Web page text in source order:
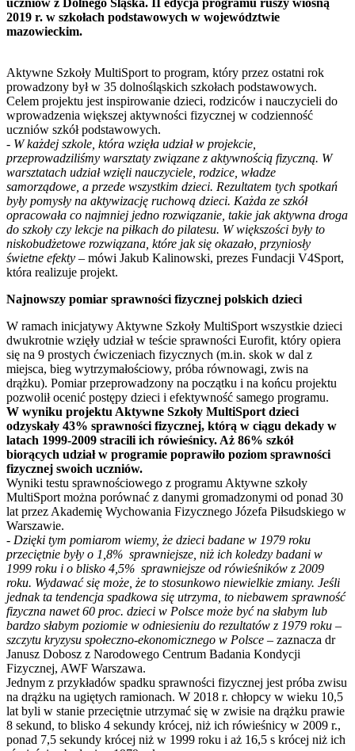
2019 r. w szkołach podstawowych w województwie
mazowieckim.
Aktywne Szkoły MultiSport to program, który przez ostatni rok
prowadzony był w 35 dolnośląskich szkołach podstawowych.
Celem projektu jest inspirowanie dzieci, rodziców i nauczycieli do
wprowadzenia większej aktywności fizycznej w codzienność
uczniów szkół podstawowych.
- W każdej szkole, która wzięła udział w projekcie,
przeprowadziliśmy warsztaty związane z aktywnością fizyczną. W
warsztatach udział wzięli nauczyciele, rodzice, władze
samorządowe, a przede wszystkim dzieci. Rezultatem tych spotkań
były pomysły na aktywizację ruchową dzieci. Każda ze szkół
opracowała co najmniej jedno rozwiązanie, takie jak aktywna droga
do szkoły czy lekcje na piłkach do pilatesu. W większości były to
niskobudżetowe rozwiązana, które jak się okazało, przyniosły
świetne efekty – mówi Jakub Kalinowski, prezes Fundacji V4Sport,
która realizuje projekt.
Najnowszy pomiar sprawności fizycznej polskich dzieci
W ramach inicjatywy Aktywne Szkoły MultiSport wszystkie dzieci
dwukrotnie wzięły udział w teście sprawności Eurofit, który opiera
się na 9 prostych ćwiczeniach fizycznych (m.in. skok w dal z
miejsca, bieg wytrzymałościowy, próba równowagi, zwis na
drążku). Pomiar przeprowadzony na początku i na końcu projektu
pozwolił ocenić postępy dzieci i efektywność samego programu.
W wyniku projektu Aktywne Szkoły MultiSport dzieci
odzyskały 43% sprawności fizycznej, którą w ciągu dekady w
latach 1999-2009 stracili ich rówieśnicy. Aż 86% szkół
biorących udział w programie poprawiło poziom sprawności
fizycznej swoich uczniów.
Wyniki testu sprawnościowego z programu Aktywne szkoły
MultiSport można porównać z danymi gromadzonymi od ponad 30
lat przez Akademię Wychowania Fizycznego Józefa Piłsudskiego w
Warszawie.
- Dzięki tym pomiarom wiemy, że dzieci badane w 1979 roku
przeciętnie były o 1,8% sprawniejsze, niż ich koledzy badani w
1999 roku i o blisko 4,5% sprawniejsze od rówieśników z 2009
roku. Wydawać się może, że to stosunkowo niewielkie zmiany. Jeśli
jednak ta tendencja spadkowa się utrzyma, to niebawem sprawność
fizyczna nawet 60 proc. dzieci w Polsce może być na słabym lub
bardzo słabym poziomie w odniesieniu do rezultatów z 1979 roku –
szczytu kryzysu społeczno-ekonomicznego w Polsce – zaznacza dr
Janusz Dobosz z Narodowego Centrum Badania Kondycji
Fizycznej, AWF Warszawa.
Jednym z przykładów spadku sprawności fizycznej jest próba zwisu
na drążku na ugiętych ramionach. W 2018 r. chłopcy w wieku 10,5
lat byli w stanie przeciętnie utrzymać się w zwisie na drążku prawie
8 sekund, to blisko 4 sekundy krócej, niż ich rówieśnicy w 2009 r.,
ponad 7,5 sekundy krócej niż w 1999 roku i aż 16,5 s krócej niż ich